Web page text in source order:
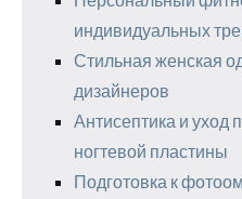
индивидуальных
Стильная женская
дизайнеров
Антисептика и уход
ногтевой пластины
Подготовка к